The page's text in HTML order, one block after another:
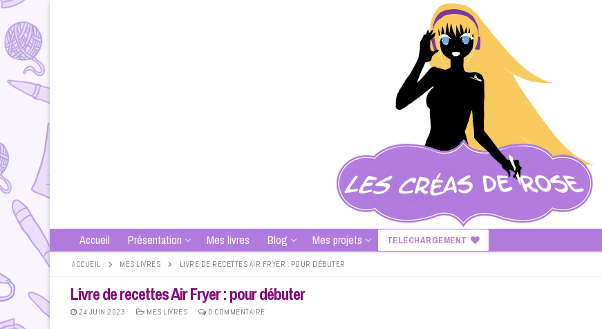
Accueil Présentation Mes livres Blog Mes projets TELECHARGEMENT
ACCUEIL MES LIVRES LIVRE DE RECETTES AIR FRYER : POUR DÉBUTER
Livre de recettes Air Fryer : pour débuter
24 JUIN 2023 MES LIVRES 0 COMMENTAIRE